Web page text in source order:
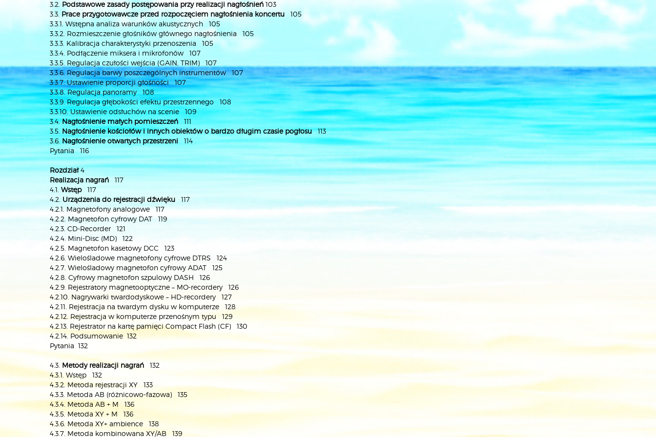
3.2. Podstawowe zasady postępowania przy realizacji nagłośnień 103
3.3. Prace przygotowawcze przed rozpoczęciem nagłośnienia koncertu 105
3.3.1. Wstępna analiza warunków akustycznych 105
3.3.2. Rozmieszczenie głośników głównego nagłośnienia 105
3.3.3. Kalibracja charakterystyki przenoszenia 105
3.3.4. Podłączenie miksera i mikrofonów 107
3.3.5. Regulacja czułości wejścia (GAIN, TRIM) 107
3.3.6. Regulacja barwy poszczególnych instrumentów 107
3.3.7. Ustawienie proporcji głośności 107
3.3.8. Regulacja panoramy 108
3.3.9. Regulacja głębokości efektu przestrzennego 108
3.3.10. Ustawienie odsłuchów na scenie 109
3.4.Nagłośnienie małych pomieszczeń 111
3.5. Nagłośnienie kościołów i innych obiektów o bardzo długim czasie pogłosu113
3.6. Nagłośnienie otwartych przestrzeni 114
Pytania 116
Rozdział4
Realizacja nagrań 117
4.1. Wstęp
117
4.2. Urządzenia do rejestracji dźwięku 117
4.2.1. Magnetofony analogowe 117
4.2.2. Magnetofon cyfrowy DAT 119
4.2.3. CD-Recorder 121
4.2.4. Mini-Disc (MD) 122
4.2.5. Magnetofon kasetowy DCC 123
4.2.6. Wielośladowe magnetofony cyfrowe DTRS 124
4.2.7. Wielośladowy magnetofon cyfrowy ADAT 125
4.2.8. Cyfrowy magnetofon szpulowy DASH 126
4.2.9. Rejestratory magnetooptyczne – MO-recordery 126
4.2.10. Nagrywarki twardodyskowe – HD-recordery 127
4.2.11. Rejestracja na twardym dysku w komputerze 128
4.2.12. Rejestracja w komputerze przenośnym typu 129
4.2.13. Rejestrator na kartę pamięci Compact Flash (CF) 130
4.2.14. Podsumowanie 132
Pytania 132
4.3. Metody realizacji nagrań 132
4.3.1. Wstęp 132
4.3.2. Metoda rejestracji XY 133
4.3.3. Metoda AB (różnicowo-fazowa) 135
4.3.4. Metoda AB + M 136
4.3.5. Metoda XY + M 136
4.3.6. Metoda XY+ ambience 138
4.3.7. Metoda kombinowana XY/AB 139